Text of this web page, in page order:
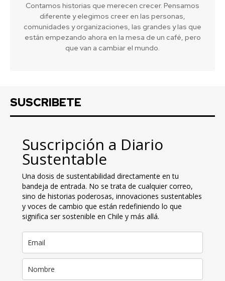
Contamos historias que merecen crecer. Pensamos
diferente y elegimos creer en las personas,
comunidades y organizaciones, las grandes y las que
están empezando ahora en la mesa de un café, pero
que van a cambiar el mundo.
SUSCRIBETE
Suscripción a Diario
Sustentable
Una dosis de sustentabilidad directamente en tu
bandeja de entrada. No se trata de cualquier correo,
sino de historias poderosas, innovaciones sustentables
y voces de cambio que están redefiniendo lo que
significa ser sostenible en Chile y más allá.